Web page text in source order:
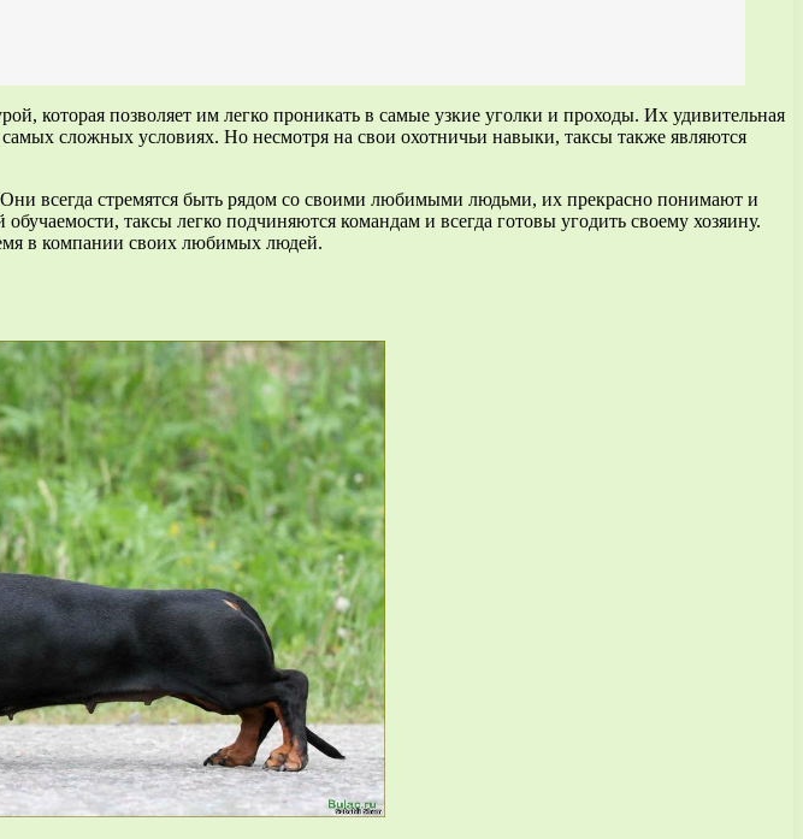
которая позволяет им легко проникать в самые узкие уголки и проходы. Их удивительная
сложных условиях. Но несмотря на свои охотничьи навыки, таксы также являются
всегда стремятся быть рядом со своими любимыми людьми, их прекрасно понимают и
таксы легко подчиняются командам и всегда готовы угодить своему хозяину.
в компании своих любимых людей.